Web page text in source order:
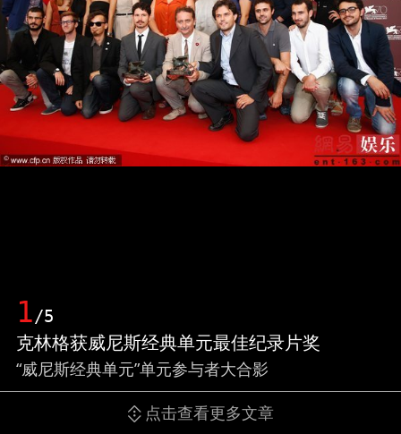
1/5
克林格获威尼斯经典单元最佳纪录片奖
“威尼斯经典单元”单元参与者大合影
点击查看更多文章